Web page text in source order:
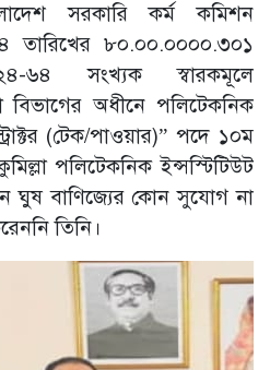
সরকারি কর্ম কমিশন
তারিখের ৮০.০০.০০০০.৩০১
৬৪ সংখ্যক স্বারকমূলে
বিভাগের অধীনে পলিটেকনিক
(টেক/পাওয়ার)” পদে ১০ম
পলিটেকনিক ইন্সস্টিটিউট
ঘুষ বাণিজ্যের কোন সুযোগ না
তিনি।